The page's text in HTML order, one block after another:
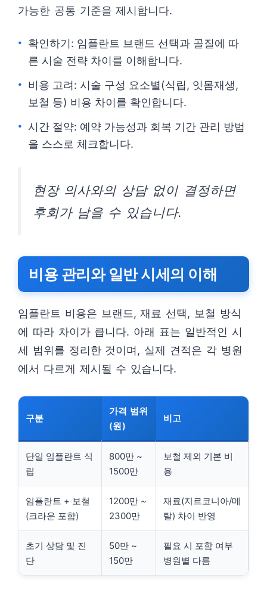
가능한 공통 기준을 제시합니다.
확인하기: 임플란트 브랜드 선택과 골질에 따
른 시술 전략 차이를 이해합니다.
비용 고려: 시술 구성 요소별(식립, 잇몸재생,
보철 등) 비용 차이를 확인합니다.
시간 절약: 예약 가능성과 회복 기간 관리 방법
을 스스로 체크합니다.
현장 의사와의 상담 없이 결정하면
후회가 남을 수 있습니다.
비용 관리와 일반 시세의 이해
임플란트 비용은 브랜드, 재료 선택, 보철 방식
에 따라 차이가 큽니다. 아래 표는 일반적인 시
세 범위를 정리한 것이며, 실제 견적은 각 병원
에서 다르게 제시될 수 있습니다.
구분
가격 범위
(원)
비고
단일 임플란트 식
립
800만 ~
1500만
보철 제외 기본 비
용
임플란트 + 보철
(크라운 포함)
1200만 ~
2300만
재료(지르코니아/메
탈) 차이 반영
초기 상담 및 진
단
50만 ~
150만
필요 시 포함 여부
병원별 다름